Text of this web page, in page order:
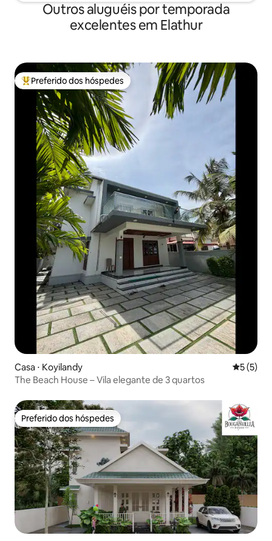
Outros aluguéis por temporada
excelentes em Elathur
Entre os melhores preferidos dos hóspedes
Preferido dos hóspedes
Casa ⋅ Koyilandy 5 de
5 (5)
The Beach House – Vila elegante de 3 quartos
Preferido dos hóspedes
Preferido dos hóspedes